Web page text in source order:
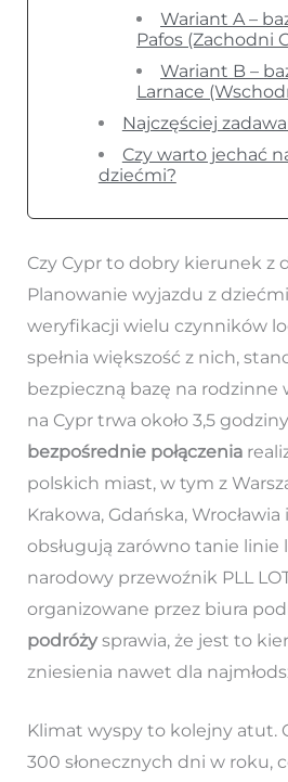
Wariant A –
Pafos (Zachodni
Wariant B –
Larnace
Najczęściej
Czy warto jechać
dziećmi?
Czy Cypr to dobry kierunek z
Planowanie wyjazdu z
weryfikacji wielu czynników
spełnia większość z nich,
bezpieczną bazę na rodzinne
na Cypr trwa około 3,5
bezpośrednie połączenia
polskich miast, w tym z
Krakowa, Gdańska,
obsługują zarówno tanie linie
narodowy przewoźnik PLL
organizowane przez biura
podróżysprawia, że jest to
zniesienia nawet dla
Klimat wyspy to kolejny atut.
300 słonecznych dni w roku,